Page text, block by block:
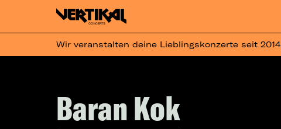
Wir veranstalten deine Lieblingskonzerte seit 2014
Baran Kok